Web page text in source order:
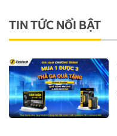
TIN TỨC NỔI BẬT